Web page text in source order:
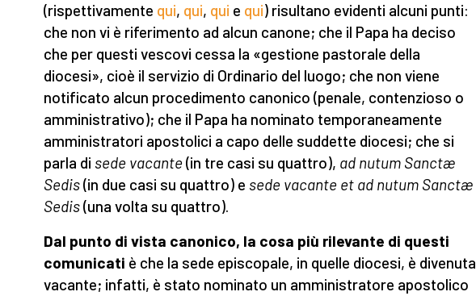
(rispettivamente qui, qui, qui e qui) risultano evidenti alcuni punti:
che non vi è riferimento ad alcun canone; che il Papa ha deciso
che per questi vescovi cessa la «gestione pastorale della
diocesi», cioè il servizio di Ordinario del luogo; che non viene
notificato alcun procedimento canonico (penale, contenzioso o
amministrativo); che il Papa ha nominato temporaneamente
amministratori apostolici a capo delle suddette diocesi; che si
parla di sede vacante(in tre casi su quattro), ad nutum Sanctæ
Sedis(in due casi su quattro) e sede vacante et ad nutum Sanctæ
Sedis(una volta su quattro).
Dal punto di vista canonico, la cosa più rilevante di questi
comunicati è che la sede episcopale, in quelle diocesi, è divenuta
vacante; infatti, è stato nominato un amministratore apostolico